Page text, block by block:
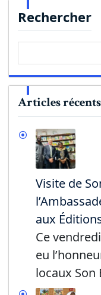
Rechercher
Articles récents
Visite de
aux
Ce
eu
locaux Son